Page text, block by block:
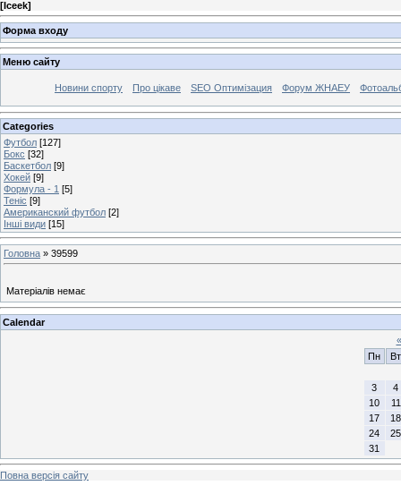
[Iceek]
Форма входу
Меню сайту
Новини спорту Про цікаве SEO Оптимізация Форум ЖНАЕУ
Categories
Футбол [127]
Бокс [32]
Баскетбол [9]
Хокей [9]
Формула - 1 [5]
Теніс [9]
Американский футбол [2]
Інші види [15]
Головна » 39599
Матеріалів немає
Calendar
«
Пн
Вт
3
4
10
11
17
18
24
25
31
Повна версія сайту